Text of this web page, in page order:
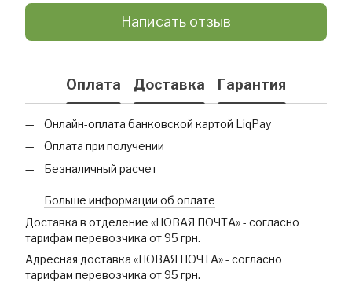
Написать отзыв
Оплата Доставка Гарантия
Онлайн-оплата банковской картой LiqPay
Оплата при получении
Безналичный расчет
Больше информации об оплате
Доставка в отделение «НОВАЯ ПОЧТА» - согласно
тарифам перевозчика от 95 грн.
Адресная доставка «НОВАЯ ПОЧТА» - согласно
тарифам перевозчика от 95 грн.